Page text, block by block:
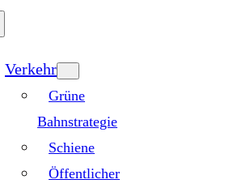
Verkehr
Grüne
Bahnstrategie
Schiene
Öffentlicher